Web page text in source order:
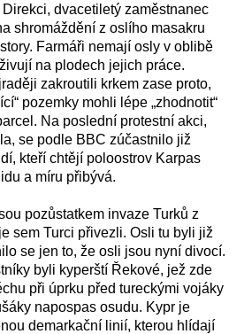
dvacetiletý zaměstnanec
shromáždění z oslího masakru
Farmáři nemají osly v oblibě
na plodech jejich práce.
zakroutili krkem zase proto,
pozemky mohli lépe „zhodnotit“
Na poslední protestní akci,
se podle BBC zúčastnilo již
kteří chtějí poloostrov Karpas
a míru přibývá.
pozůstatkem invaze Turků z
sem Turci přivezli. Osli tu byli již
se jen to, že osli jsou nyní divocí.
byli kyperští Řekové, jež zde
při úprku před tureckými vojáky
napospas osudu. Kypr je
demarkační linií, kterou hlídají